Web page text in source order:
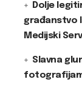
Dolje
građanstvo
Medijski
Slavna